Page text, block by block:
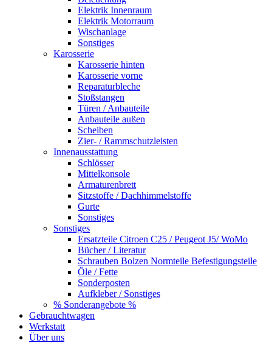
Elektrik Innenraum
Elektrik Motorraum
Wischanlage
Sonstiges
Karosserie
Karosserie hinten
Karosserie vorne
Reparaturbleche
Stoßstangen
Türen / Anbauteile
Anbauteile außen
Scheiben
Zier- / Rammschutzleisten
Innenausstattung
Schlösser
Mittelkonsole
Armaturenbrett
Sitzstoffe / Dachhimmelstoffe
Gurte
Sonstiges
Sonstiges
Ersatzteile Citroen C25 / Peugeot J5/ WoMo
Bücher / Literatur
Schrauben Bolzen Normteile Befestigungsteile
Öle / Fette
Sonderposten
Aufkleber / Sonstiges
% Sonderangebote %
Gebrauchtwagen
Werkstatt
Über uns